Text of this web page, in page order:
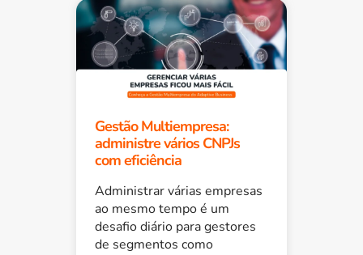
Gestão Multiempresa:
administre vários CNPJs
com eficiência
Administrar várias empresas
ao mesmo tempo é um
desafio diário para gestores
de segmentos como